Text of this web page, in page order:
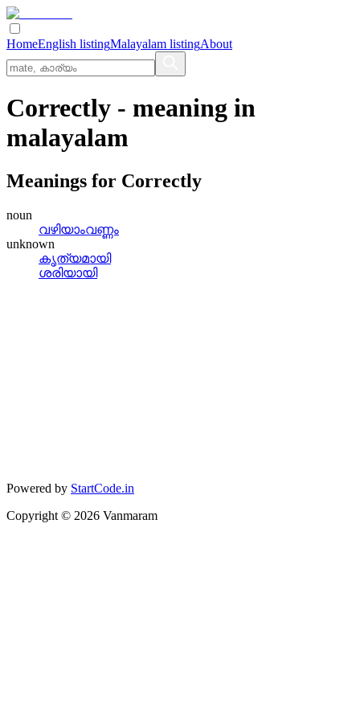
HomeEnglish listingMalayalam listingAbout
Correctly - meaning in
malayalam
Meanings for Correctly
noun
വഴിയാംവണ്ണം
unknown
കൃത്യമായി
ശരിയായി
Powered by StartCode.in
Copyright © 2026 Vanmaram